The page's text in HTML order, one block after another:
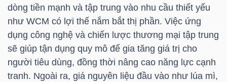
dòng tiền mạnh và tập trung vào nhu cầu thiết yếu
như WCM có lợi thế nắm bắt thị phần. Việc ứng
dụng công nghệ và chiến lược thương mại tập trung
sẽ giúp tận dụng quy mô để gia tăng giá trị cho
người tiêu dùng, đồng thời nâng cao năng lực cạnh
tranh. Ngoài ra, giá nguyên liệu đầu vào như lúa mì,
PHÁI
SINH